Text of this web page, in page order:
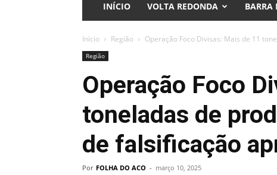
INÍCIO VOLTA REDONDA BARRA
Início Região Operação Foco Divisas: Mais de 11
Região
Operação Foco
toneladas de
de falsificação
Por FOLHA DO ACO - março 10, 2025